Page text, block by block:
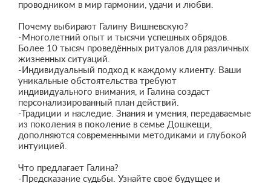
проводником в мир гармонии, удачи и любви.
Почему выбирают Галину Вишневскую?
-Многолетний опыт и тысячи успешных обрядов.
Более 10 тысяч проведённых ритуалов для различных
жизненных ситуаций.
-Индивидуальный подход к каждому клиенту. Ваши
уникальные обстоятельства требуют
индивидуального внимания, и Галина создаст
персонализированный план действий.
-Традиции и наследие. Знания и умения, передаваемые
из поколения в поколение в семье Дошкещи,
дополняются современными методиками и глубокой
интуицией.
Что предлагает Галина?
-Предсказание судьбы. Узнайте своё будущее и